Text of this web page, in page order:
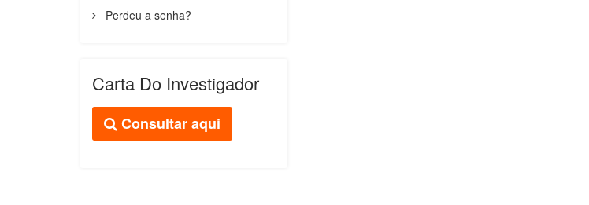
Perdeu a senha?
Carta Do Investigador
Consultar aqui